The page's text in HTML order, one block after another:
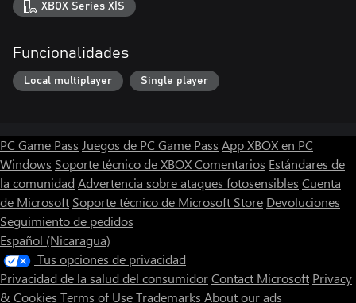
XBOX Series X|S
Funcionalidades
Local multiplayer Single player
PC Game Pass Juegos de PC Game Pass App XBOX en PC
Windows Soporte técnico de XBOXComentarios Estándares de
la comunidad Advertencia sobre ataques fotosensibles Cuenta
de Microsoft Soporte técnico de Microsoft Store Devoluciones
Seguimiento de pedidos
Español (Nicaragua)
Tus opciones de privacidad
Privacidad de la salud del consumidorContact Microsoft Privacy
& Cookies Terms of UseTrademarks About our ads